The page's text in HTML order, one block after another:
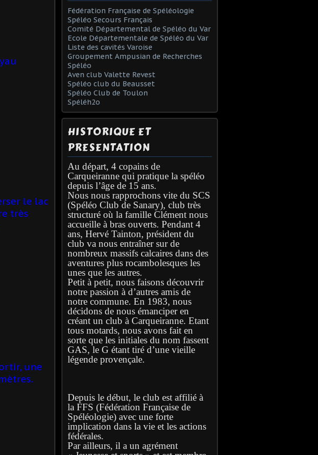
le lac
très
une
Fédération Française de Spéléologie
Spéléo Secours Français
Comité Départemental de Spéléo du Var
Ecole Départementale de Spéléo du Var
Liste des cavités Varoise
Groupement Ampusian de Recherches
Spéléo
Aven club Valette Revest
Spéléo club du Beausset
Spéléo Club de Toulon
Spéléh2o
HISTORIQUE ET
PRESENTATION
Au départ, 4 copains de
Carqueiranne qui pratique la spéléo
depuis l’âge de 15 ans.
Nous nous rapprochons vite du SCS
(Spéléo Club de Sanary), club très
structuré où la famille Clément nous
accueille à bras ouverts. Pendant 4
ans, Hervé Tainton, président du
club va nous entraîner sur de
nombreux massifs calcaires dans des
aventures plus rocambolesques les
unes que les autres.
Petit à petit, nous faisons découvrir
notre passion à d’autres amis de
notre commune. En 1983, nous
décidons de nous émanciper en
créant un club à Carqueiranne. Etant
tous motards, nous avons fait en
sorte que les initiales du nom fassent
GAS, le G étant tiré d’une vieille
légende provençale.
Depuis le début, le club est affilié à
la FFS (Fédération Française de
Spéléologie) avec une forte
implication dans la vie et les actions
fédérales.
Par ailleurs, il a un agrément